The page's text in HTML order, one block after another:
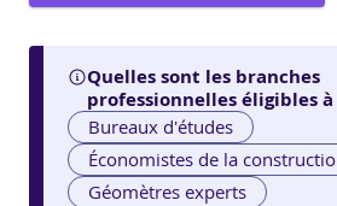
Quelles sont les branches
professionnelles éligibles
Bureaux d'études
Économistes de la
Géomètres experts